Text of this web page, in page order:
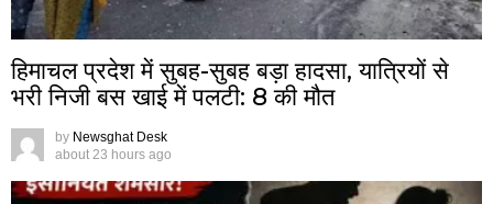
हिमाचल प्रदेश में सुबह-सुबह बड़ा हादसा, यात्रियों से
भरी निजी बस खाई में पलटी: 8 की मौत
by Newsghat Desk
about 23 hours ago